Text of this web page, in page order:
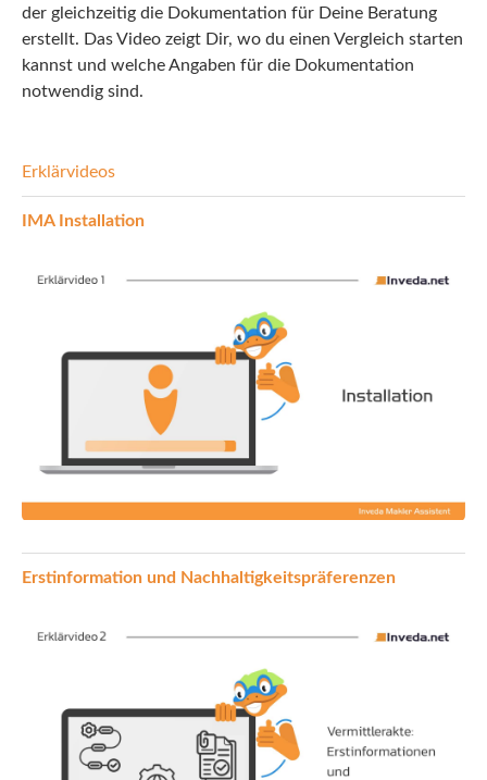
INEX
Kranken
Investment
der gleichzeitig die Dokumentation für Deine Beratung
erstellt. Das Video zeigt Dir, wo du einen Vergleich starten
kannst und welche Angaben für die Dokumentation
notwendig sind.
Erklärvideos
IMA Installation
Erstinformation und Nachhaltigkeitspräferenzen